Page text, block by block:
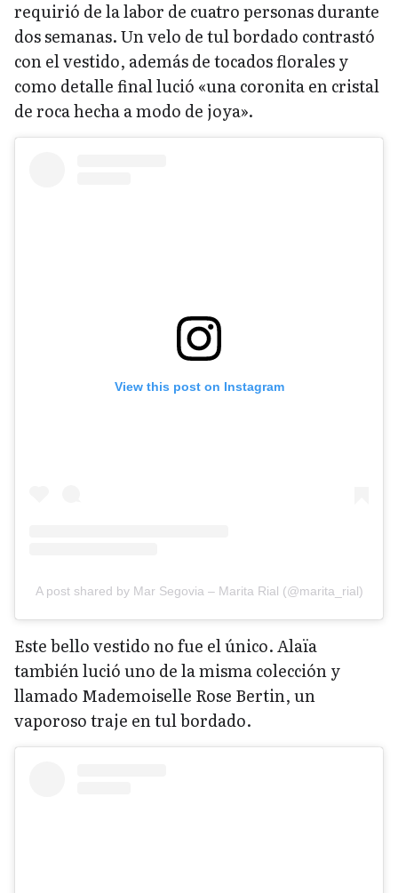
requirió de la labor de cuatro personas durante
dos semanas. Un velo de tul bordado contrastó
con el vestido, además de tocados florales y
como detalle final lució «una coronita en cristal
de roca hecha a modo de joya».
View this post on Instagram
A post shared by Mar Segovia – Marita Rial (@marita_rial)
Este bello vestido no fue el único. Alaïa
también lució uno de la misma colección y
llamado Mademoiselle Rose Bertin, un
vaporoso traje en tul bordado.